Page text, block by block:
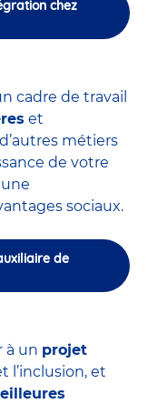
chez
cadre de travail
et
métiers
de votre
sociaux.
de
à un projet
l’inclusion, et